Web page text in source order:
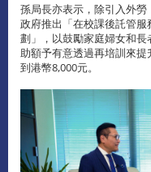
孫局長亦表示，除引入外
政府推出「在校課後託管
劃」，以鼓勵家庭婦女和
助額予有意透過再培訓來
到港幣8,000元。